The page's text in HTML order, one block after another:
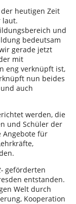
heutigen Zeit
laut.
und
bedeutsam
gerade jetzt
mit
eng verknüpft ist,
nun beides
auch
werden, die
und Schüler der
Angebote für
geförderten
entstanden.
Welt durch
Kooperation